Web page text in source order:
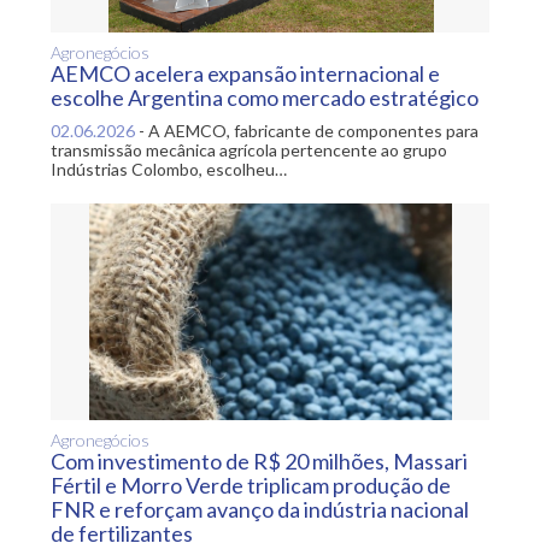
Agronegócios
AEMCO acelera expansão internacional e
escolhe Argentina como mercado estratégico
02.06.2026 -A AEMCO, fabricante de componentes para
transmissão mecânica agrícola pertencente ao grupo
Indústrias Colombo, escolheu…
Agronegócios
Com investimento de R$ 20 milhões, Massari
Fértil e Morro Verde triplicam produção de
FNR e reforçam avanço da indústria nacional
de fertilizantes